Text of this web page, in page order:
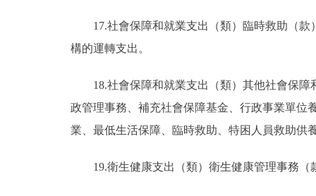
17.社會保障和就業支出（類）臨時救助（
構的運轉支出。
18.社會保障和就業支出（類）其他社會保
政管理事務、補充社會保障基金、行政事業單位
業、最低生活保障、臨時救助、特困人員救助供
19.衛生健康支出（類）衛生健康管理事務